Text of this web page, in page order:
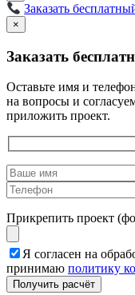
Заказать
×
Заказать
Оставьте имя и
на вопросы и
приложить проект.
Прикрепить проект
Я согласен на
принимаю политику